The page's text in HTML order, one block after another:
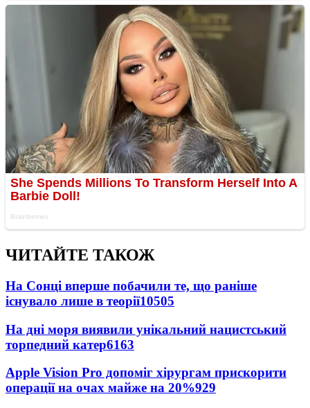
ЧИТАЙТЕ ТАКОЖ
На Сонці вперше побачили те, що раніше
існувало лише в теорії10505
На дні моря виявили унікальний нацистський
торпедний катер6163
Apple Vision Pro допоміг хірургам прискорити
операції на очах майже на 20%929